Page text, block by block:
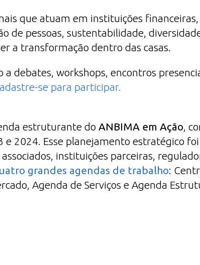
que atuam em instituições financeiras,
de pessoas, sustentabilidade,
a transformação dentro das casas.
a debates, workshops, encontros
se para participar.
estruturante do ANBIMA em Ação ,
e 2024. Esse planejamento estratégico
instituições parceiras,
grandes agendas de trabalho:
Agenda de Serviços e Agenda